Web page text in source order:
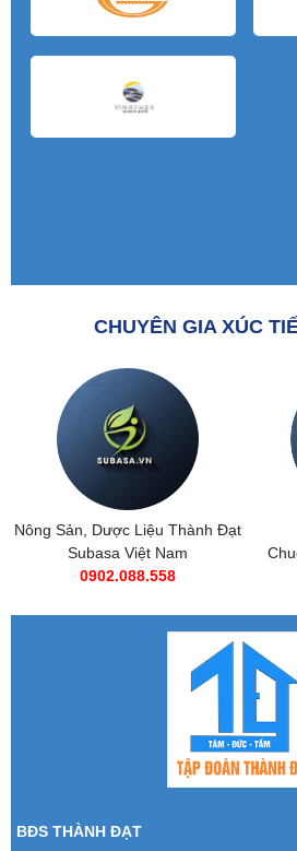
CHUYÊN GIA XÚC
Nông Sản, Dược Liệu Thành Đạt
Subasa Việt Nam
0902.088.558
BĐS THÀNH ĐẠT